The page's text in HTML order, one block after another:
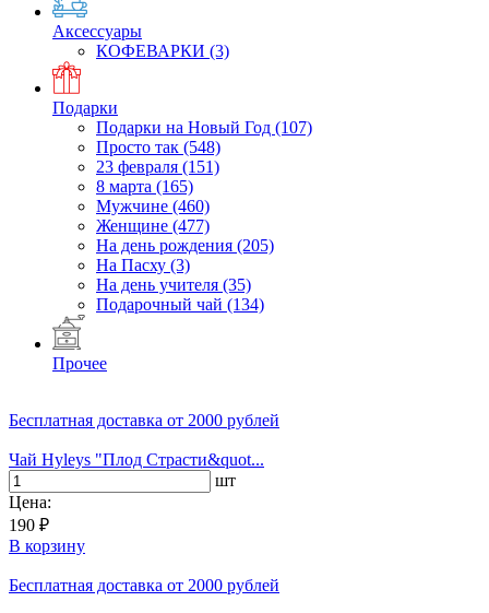
Аксессуары
КОФЕВАРКИ (3)
Подарки
Подарки на Новый Год (107)
Просто так (548)
23 февраля (151)
8 марта (165)
Мужчине (460)
Женщине (477)
На день рождения (205)
На Пасху (3)
На день учителя (35)
Подарочный чай (134)
Прочее
Бесплатная доставка от 2000 рублей
Чай Hyleys "Плод Страсти&quot...
шт
Цена:
190 ₽
В корзину
Бесплатная доставка от 2000 рублей